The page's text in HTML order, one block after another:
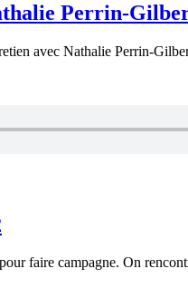
Perrin-
avec Nathalie Perrin-
faire campagne. On